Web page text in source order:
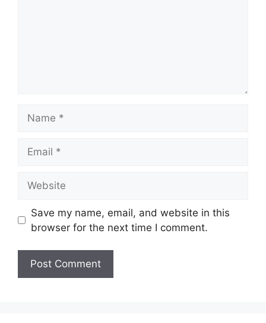
Save my name, email, and website in this
browser for the next time I comment.